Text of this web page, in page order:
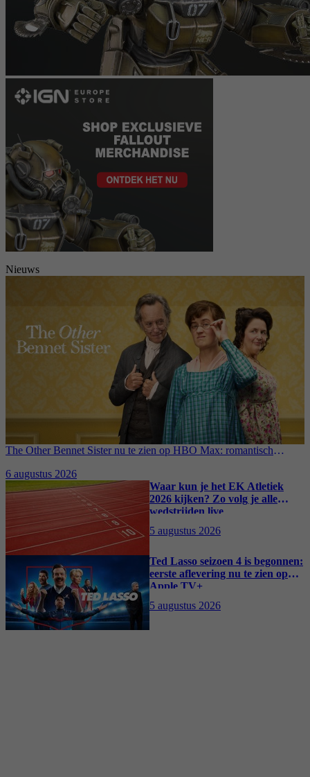
Nieuws
The Other Bennet Sister nu te zien op HBO Max: romantisch
6 augustus 2026
Waar kun je het EK Atletiek
2026 kijken? Zo volg je alle
wedstrijden live
5 augustus 2026
Ted Lasso seizoen 4 is begonnen:
eerste aflevering nu te zien op
Apple TV+
5 augustus 2026